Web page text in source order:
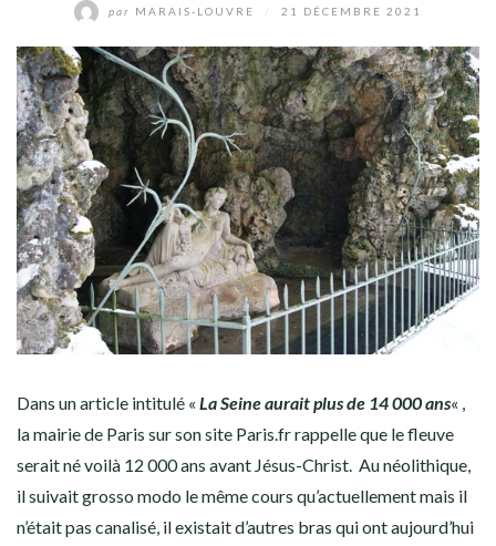
par MARAIS-LOUVRE 21 DÉCEMBRE 2021
Dans un article intitulé « La Seine aurait plus de 14 000 ans« ,
la mairie de Paris sur son site Paris.fr rappelle que le fleuve
serait né voilà 12 000 ans avant Jésus-Christ. Au néolithique,
il suivait grosso modo le même cours qu’actuellement mais il
n’était pas canalisé, il existait d’autres bras qui ont aujourd’hui